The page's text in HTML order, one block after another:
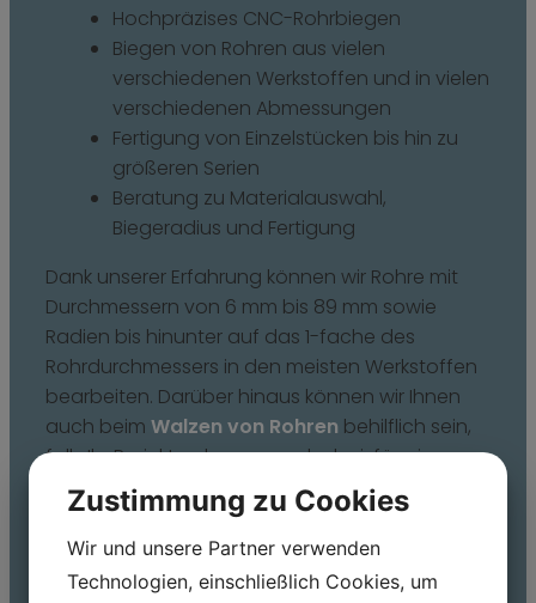
Hochpräzises CNC-Rohrbiegen
Biegen von Rohren aus vielen
verschiedenen Werkstoffen und in vielen
verschiedenen Abmessungen
Fertigung von Einzelstücken bis hin zu
größeren Serien
Beratung zu Materialauswahl,
Biegeradius und Fertigung
Dank unserer Erfahrung können wir Rohre mit
Durchmessern von 6 mm bis 89 mm sowie
Radien bis hinunter auf das 1-fache des
Rohrdurchmessers in den meisten Werkstoffen
bearbeiten. Darüber hinaus können wir Ihnen
auch beim Walzen von Rohren behilflich sein,
falls Ihr Projekt gebogene oder kreisförmige
Formen erfordert.
Wenn Sie eine Lösung benötigen, bei der
mehrere Prozesse kombiniert werden, können
wir auchdie Rohrbearbeitung,das Schweißen
Zustimmung zu Cookies
Wir und unsere Partner verwenden
Technologien, einschließlich Cookies, um